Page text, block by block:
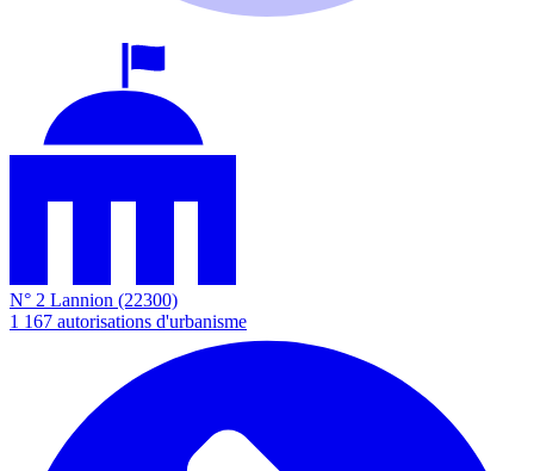
N° 2 Lannion (22300)
1 167 autorisations d'urbanisme